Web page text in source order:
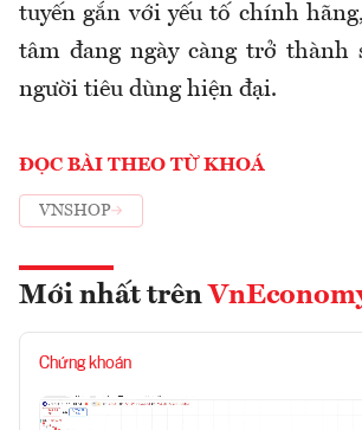
tuyến gắn với yếu tố chính
tâm đang ngày càng trở thành
người tiêu dùng hiện đại.
ĐỌC BÀI THEO TỪ KHOÁ
VNSHOP
Mới nhất trên
Chứng khoán